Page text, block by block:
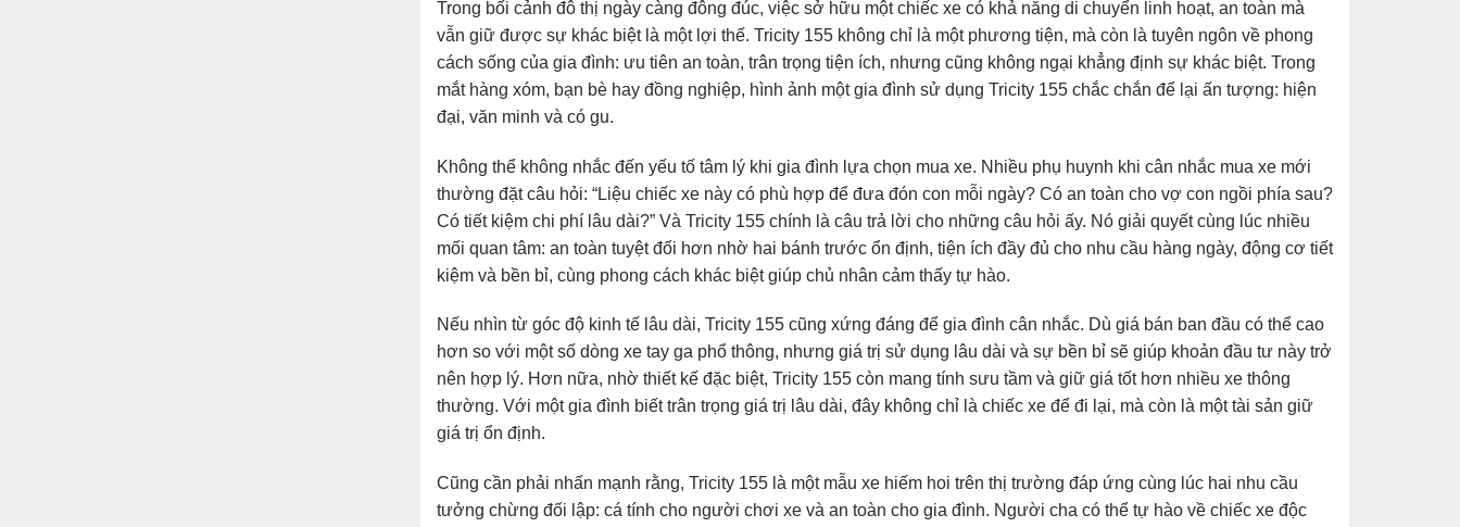
Trong bối cảnh đô thị ngày càng đông đúc, việc sở hữu một chiếc xe có khả năng di chuyển linh hoạt, an toàn mà
vẫn giữ được sự khác biệt là một lợi thế. Tricity 155 không chỉ là một phương tiện, mà còn là tuyên ngôn về phong
cách sống của gia đình: ưu tiên an toàn, trân trọng tiện ích, nhưng cũng không ngại khẳng định sự khác biệt. Trong
mắt hàng xóm, bạn bè hay đồng nghiệp, hình ảnh một gia đình sử dụng Tricity 155 chắc chắn để lại ấn tượng: hiện
đại, văn minh và có gu.
Không thể không nhắc đến yếu tố tâm lý khi gia đình lựa chọn mua xe. Nhiều phụ huynh khi cân nhắc mua xe mới
thường đặt câu hỏi: “Liệu chiếc xe này có phù hợp để đưa đón con mỗi ngày? Có an toàn cho vợ con ngồi phía sau?
Có tiết kiệm chi phí lâu dài?” Và Tricity 155 chính là câu trả lời cho những câu hỏi ấy. Nó giải quyết cùng lúc nhiều
mối quan tâm: an toàn tuyệt đối hơn nhờ hai bánh trước ổn định, tiện ích đầy đủ cho nhu cầu hàng ngày, động cơ tiết
kiệm và bền bỉ, cùng phong cách khác biệt giúp chủ nhân cảm thấy tự hào.
Nếu nhìn từ góc độ kinh tế lâu dài, Tricity 155 cũng xứng đáng để gia đình cân nhắc. Dù giá bán ban đầu có thể cao
hơn so với một số dòng xe tay ga phổ thông, nhưng giá trị sử dụng lâu dài và sự bền bỉ sẽ giúp khoản đầu tư này trở
nên hợp lý. Hơn nữa, nhờ thiết kế đặc biệt, Tricity 155 còn mang tính sưu tầm và giữ giá tốt hơn nhiều xe thông
thường. Với một gia đình biết trân trọng giá trị lâu dài, đây không chỉ là chiếc xe để đi lại, mà còn là một tài sản giữ
giá trị ổn định.
Cũng cần phải nhấn mạnh rằng, Tricity 155 là một mẫu xe hiếm hoi trên thị trường đáp ứng cùng lúc hai nhu cầu
tưởng chừng đối lập: cá tính cho người chơi xe và an toàn cho gia đình. Người cha có thể tự hào về chiếc xe độc